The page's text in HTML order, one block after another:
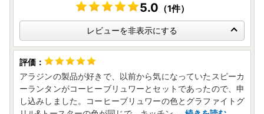
5.0 （1件）
レビューを非表示にする
アラジンの製品が好きで、以前から気になっていたスピーカ
ーランタンがコーヒーブリュワーとセットであったので、申
し込みしました。コーヒーブリュワーの色とグラファイトグ